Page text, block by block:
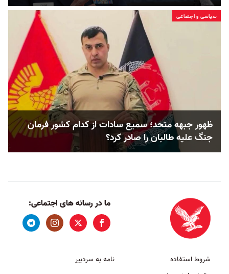
سیاسی و اجتماعی
ظهور جبهه متحد؛ سمیع سادات از کدام کشور فرمان
جنگ علیه طالبان را صادر کرد؟
ما در رسانه های اجتماعی:
شروط استفاده
نامه به سردبیر